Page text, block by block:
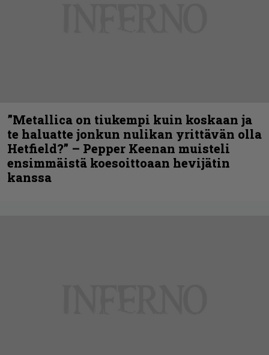
”Metallica on tiukempi kuin koskaan ja
te haluatte jonkun nulikan yrittävän olla
Hetfield?” – Pepper Keenan muisteli
ensimmäistä koesoittoaan hevijätin
kanssa